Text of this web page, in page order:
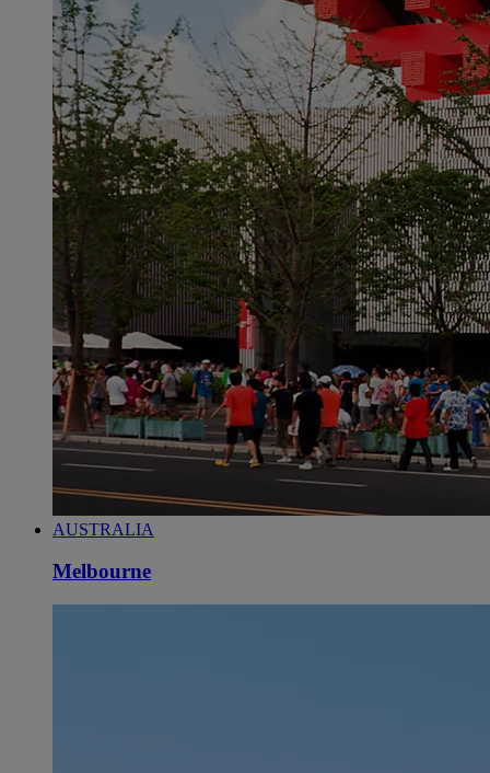
AUSTRALIA
Melbourne